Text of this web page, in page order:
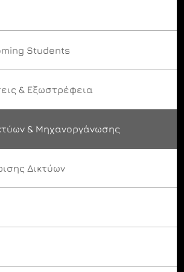
Students
& Εξωστρέφεια
& Μηχανοργάνωσης
Δικτύων